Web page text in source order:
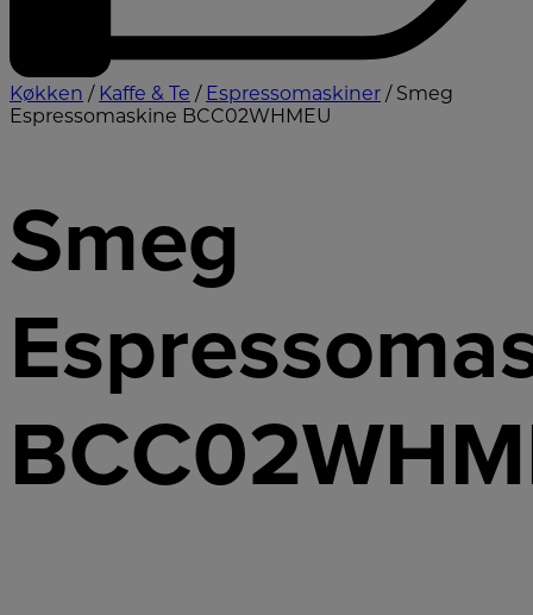
Køkken / Kaffe & Te / Espressomaskiner / Smeg
Espressomaskine BCC02WHMEU
Smeg